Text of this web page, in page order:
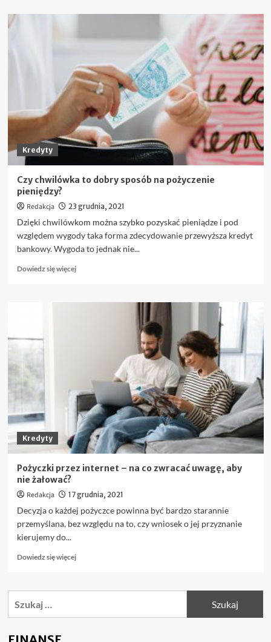
o
gotówkowej?
Kredyty
Czy chwilówka to dobry sposób na pożyczenie
pieniędzy?
Redakcja 23 grudnia, 2021
Dzięki chwilówkom można szybko pozyskać pieniądze i pod
względem wygody taka forma zdecydowanie przewyższa kredyt
bankowy. Wygoda to jednak nie...
Dowiedz się więcejDowiedz
o
pożyczenie
pieniędzy?
Kredyty
Pożyczki przez internet – na co zwracać uwagę, aby
nie żałować?
Redakcja 17 grudnia, 2021
Decyzja o każdej pożyczce powinna być bardzo starannie
przemyślana, bez względu na to, czy wniosek o jej przyznanie
kierujemy do...
Dowiedz się więcejDowiedz
o